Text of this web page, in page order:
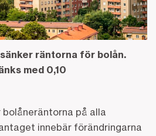
räntorna för bolån.
med 0,10
på alla
innebär förändringarna